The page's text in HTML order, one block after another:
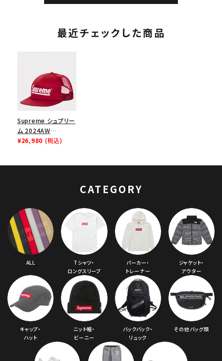
最近チェックした商品
Supreme シュプリー
ム 2024AW
Underline Mesh
¥26,980 (税込)
CATEGORY
ALL
Tシャツ・
ロングスリーブ
パーカー・
トレーナー
ジャケット・
アウター
キャップ・
ハット
ニット帽・
ビーニー
バックパック・
リュック
その他バッグ類